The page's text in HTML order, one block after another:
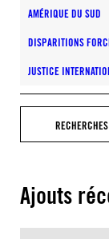
AMÉRIQUE DU SUD
DISPARITIONS
JUSTICE
RECHERCHES
Ajouts